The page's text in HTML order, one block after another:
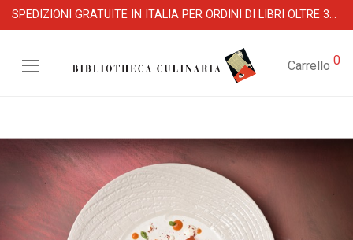
SPEDIZIONI GRATUITE IN ITALIA PER ORDINI DI LIBRI OLTRE 39 €
Carrello 0